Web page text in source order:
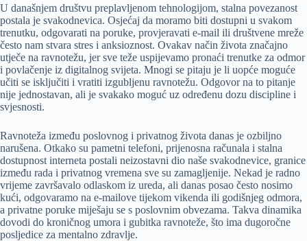
U današnjem društvu preplavljenom tehnologijom, stalna povezanost
postala je svakodnevica. Osjećaj da moramo biti dostupni u svakom
trenutku, odgovarati na poruke, provjeravati e-mail ili društvene mreže
često nam stvara stres i anksioznost. Ovakav način života značajno
utječe na ravnotežu, jer sve teže uspijevamo pronaći trenutke za odmor
i povlačenje iz digitalnog svijeta. Mnogi se pitaju je li uopće moguće
učiti se isključiti i vratiti izgubljenu ravnotežu. Odgovor na to pitanje
nije jednostavan, ali je svakako moguć uz određenu dozu discipline i
svjesnosti.
Ravnoteža između poslovnog i privatnog života danas je ozbiljno
narušena. Otkako su pametni telefoni, prijenosna računala i stalna
dostupnost interneta postali neizostavni dio naše svakodnevice, granice
između rada i privatnog vremena sve su zamagljenije. Nekad je radno
vrijeme završavalo odlaskom iz ureda, ali danas posao često nosimo
kući, odgovaramo na e-mailove tijekom vikenda ili godišnjeg odmora,
a privatne poruke miješaju se s poslovnim obvezama. Takva dinamika
dovodi do kroničnog umora i gubitka ravnoteže, što ima dugoročne
posljedice za mentalno zdravlje.